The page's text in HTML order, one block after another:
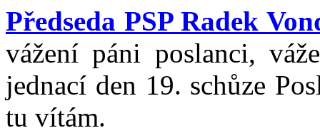
Předseda PSP Radek
vážení páni poslanci,
jednací den 19. schůze
tu vítám.